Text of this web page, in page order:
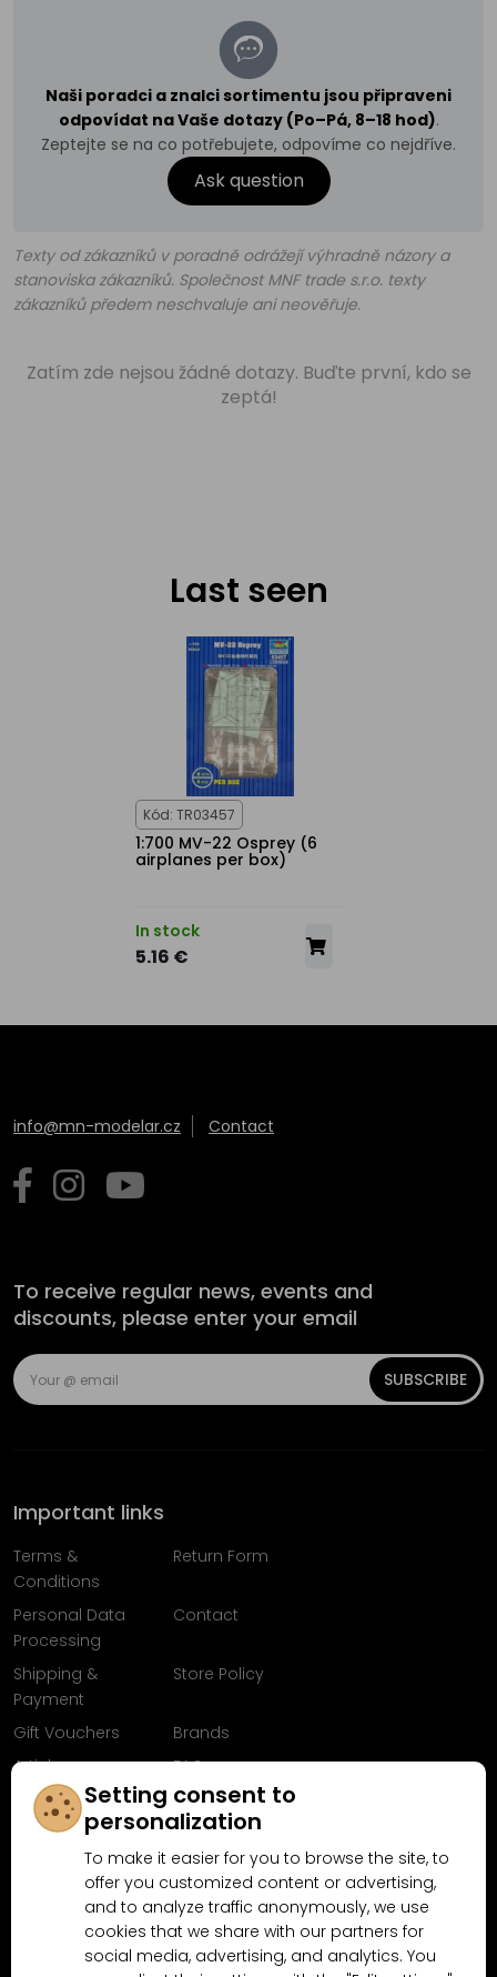
Naši poradci a znalci sortimentu jsou připraveni
odpovídat na Vaše dotazy (Po–Pá, 8–18 hod).
Zeptejte se na co potřebujete, odpovíme co nejdříve.
Ask question
Texty od zákazníků v poradně odrážejí výhradně názory a
stanoviska zákazníků. Společnost MNF trade s.r.o. texty
zákazníků předem neschvaluje ani neověřuje.
Zatím zde nejsou žádné dotazy. Buďte první, kdo se
zeptá!
Last seen
Kód: TR03457
1:700 MV-22 Osprey (6
airplanes per box)
In stock
5.16 €
info@mn-modelar.cz Contact
To receive regular news, events and
discounts, please enter your email
SUBSCRIBE
Important links
Terms &
Conditions
Return Form
Personal Data
Processing
Contact
Shipping &
Payment
Store Policy
Gift Vouchers
Brands
Articles
FAQ
Follow us on
Facebook
Why shop at MN-Modelar.com
Setting consent to
personalization
To make it easier for you to browse the site, to
offer you customized content or advertising,
and to analyze traffic anonymously, we use
cookies that we share with our partners for
social media, advertising, and analytics. You